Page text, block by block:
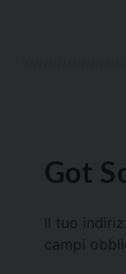
Got
Il tuo
campi